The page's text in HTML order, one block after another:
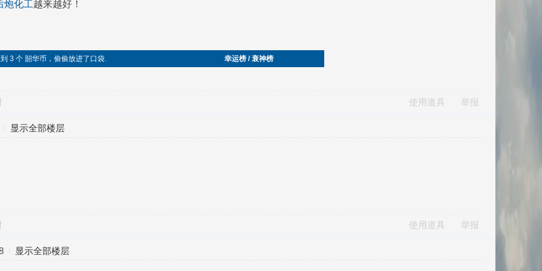
炮化工越来越好！
3 个 韶华币，偷偷放进了口袋. 幸运榜 / 衰神榜
使用道具 举报
显示全部楼层
使用道具 举报
显示全部楼层